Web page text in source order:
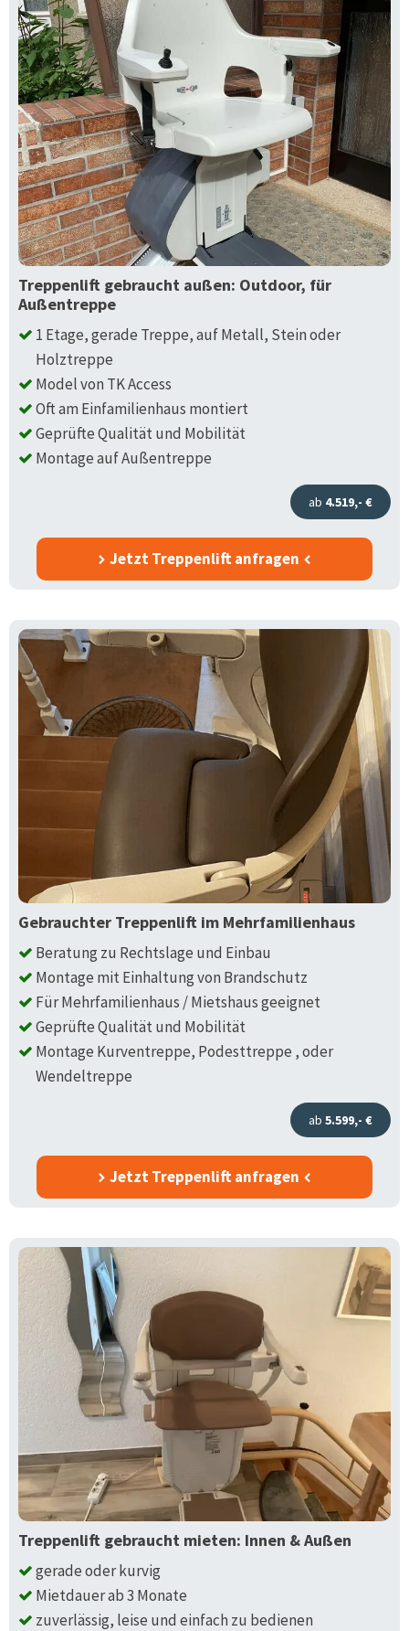
Treppenlift gebraucht außen: Outdoor, für
Außentreppe
1 Etage, gerade Treppe, auf Metall, Stein oder
Holztreppe
Model von TK Access
Oft am Einfamilienhaus montiert
Geprüfte Qualität und Mobilität
Montage auf Außentreppe
ab 4.519,- €
Jetzt Treppenlift anfragen
Gebrauchter Treppenlift im Mehrfamilienhaus
Beratung zu Rechtslage und Einbau
Montage mit Einhaltung von Brandschutz
Für Mehrfamilienhaus / Mietshaus geeignet
Geprüfte Qualität und Mobilität
Montage Kurventreppe, Podesttreppe , oder
Wendeltreppe
ab 5.599,- €
Jetzt Treppenlift anfragen
Treppenlift gebraucht mieten: Innen & Außen
gerade oder kurvig
Mietdauer ab 3 Monate
zuverlässig, leise und einfach zu bedienen